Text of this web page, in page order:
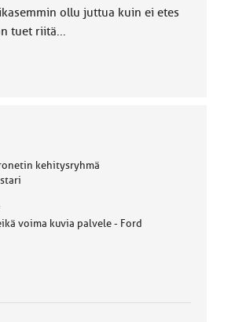
ollu juttua kuin ei etes
tuet riitä...
kehitysryhmä
voima kuvia palvele - Ford